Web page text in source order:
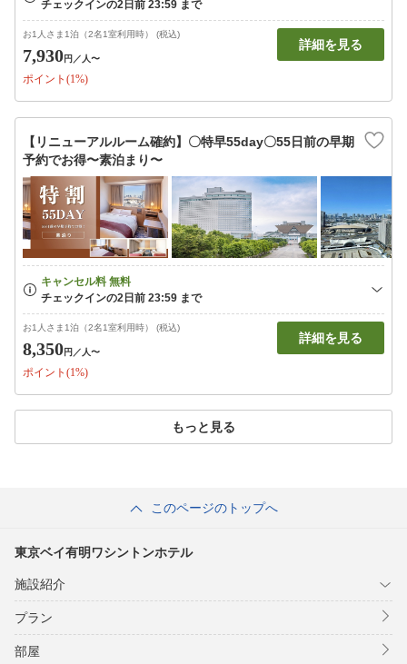
お1人さま1泊（2名1室利用時） (税込)
7,930円 ／人〜
ポイント(1%)
詳細を見る
【リニューアルルーム確約】〇特早55day〇55日前の早期
予約でお得〜素泊まり〜
お1人さま1泊（2名1室利用時） (税込)
8,350円 ／人〜
ポイント(1%)
詳細を見る
もっと見る
このページのトップへ
東京ベイ有明ワシントンホテル
施設紹介
プラン
部屋